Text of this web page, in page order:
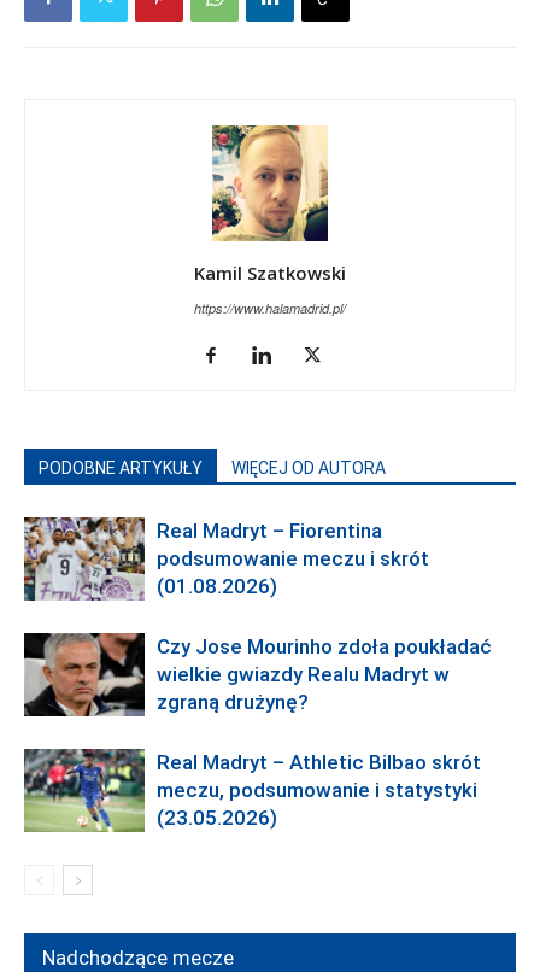
Kamil Szatkowski
https://www.halamadrid.pl/
PODOBNE ARTYKUŁY WIĘCEJ OD AUTORA
Real Madryt – Fiorentina
podsumowanie meczu i skrót
(01.08.2026)
Czy Jose Mourinho zdoła poukładać
wielkie gwiazdy Realu Madryt w
zgraną drużynę?
Real Madryt – Athletic Bilbao skrót
meczu, podsumowanie i statystyki
(23.05.2026)
Nadchodzące mecze